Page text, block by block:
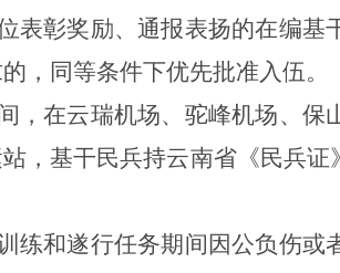
表彰奖励、通报表扬的在编基
的 ，同等条件下优先批准入伍。
，在云瑞机场、驼峰机场、保
，基干民兵持云南省《民兵证
练和遂行任务期间因公负伤或